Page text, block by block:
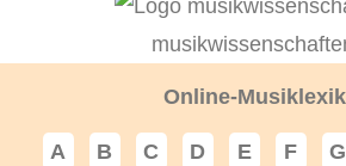
Online-
A B C D E F G